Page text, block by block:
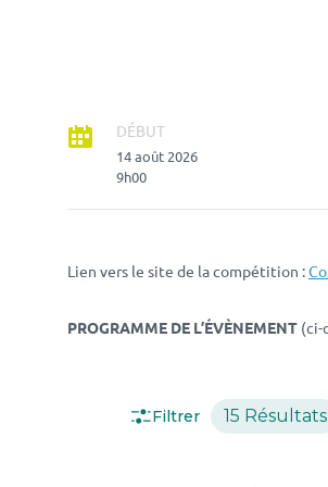
DÉBUT
14 août 2026
9h00
Lien vers le site de la compétition :
PROGRAMME DE L’ÉVÈNEMENT (ci-